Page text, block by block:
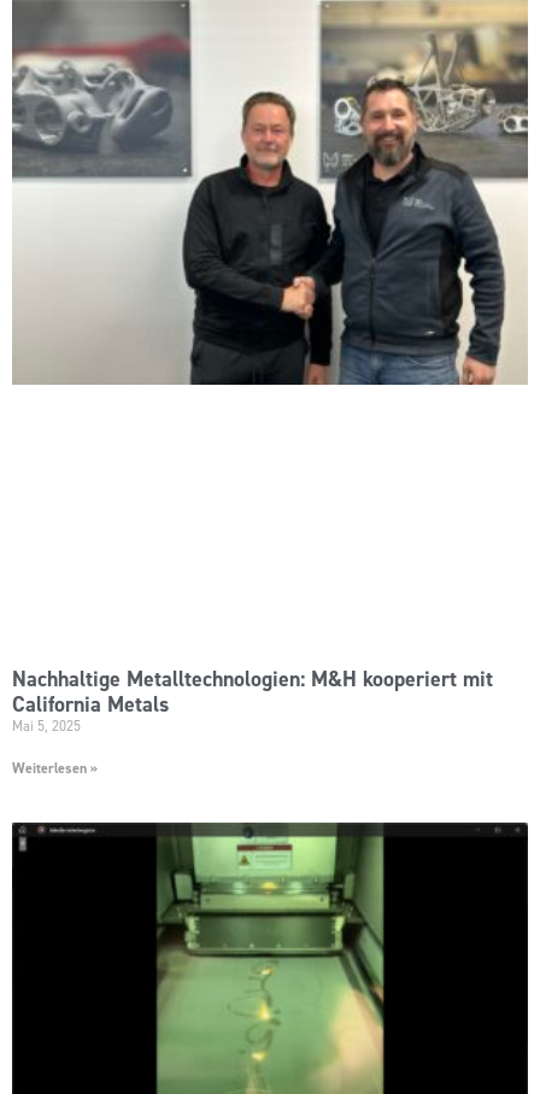
Nachhaltige Metalltechnologien: M&H kooperiert mit
California Metals
Mai 5, 2025
Weiterlesen »